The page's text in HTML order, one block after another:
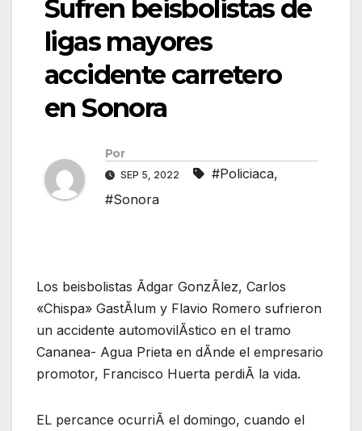
Sufren beisbolistas de
ligas mayores
accidente carretero
en Sonora
Por
SEP 5, 2022 #Policiaca,
#Sonora
Los beisbolistas Ãdgar GonzÃlez, Carlos
«Chispa» GastÃlum y Flavio Romero sufrieron
un accidente automovilÃstico en el tramo
Cananea- Agua Prieta en dÃnde el empresario
promotor, Francisco Huerta perdiÃ la vida.
EL percance ocurriÃ el domingo, cuando el